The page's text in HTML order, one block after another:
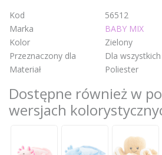
Kod
56512
Marka
BABY MIX
Kolor
Zielony
Przeznaczony dla
Dla wszystkich
Materiał
Poliester
Dostępne również w
wersjach